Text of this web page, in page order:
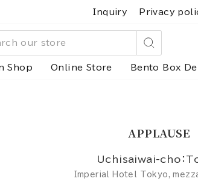
Inquiry Privacy
Search
Shop Online Store Bento Box
APPLAUSE
Uchisaiwai-cho：
Imperial Hotel Tokyo,